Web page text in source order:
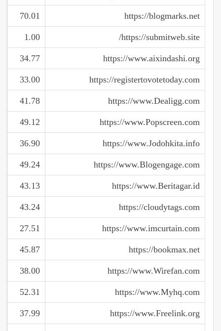
https://blogmarks.net
70.01
https://submitweb.site/
1.00
https://www.aixindashi.org
34.77
https://registertovotetoday.com
33.00
https://www.Dealigg.com
41.78
https://www.Popscreen.com
49.12
https://www.Jodohkita.info
36.90
https://www.Blogengage.com
49.24
https://www.Beritagar.id
43.13
https://cloudytags.com
43.24
https://www.imcurtain.com
27.51
https://bookmax.net
45.87
https://www.Wirefan.com
38.00
https://www.Myhq.com
52.31
https://www.Freelink.org
37.99